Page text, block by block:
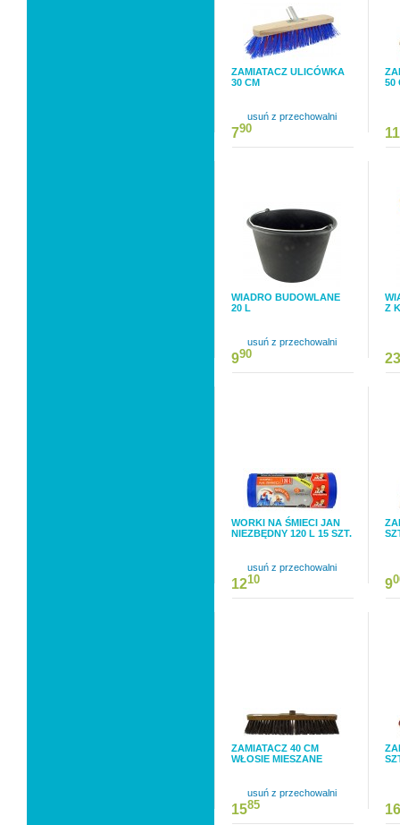
ZAMIATACZ ULICÓWKA
30 CM
usuń z przechowalni
790
50
11
WIADRO BUDOWLANE
20 L
usuń z przechowalni
990
Z
23
WORKI NA ŚMIECI JAN
NIEZBĘDNY 120 L 15 SZT.
usuń z przechowalni
1210 9
ZAMIATACZ 40 CM
WŁOSIE MIESZANE
usuń z przechowalni
1585 16